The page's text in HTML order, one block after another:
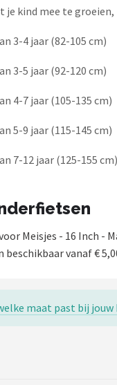
je kind mee te
3-4 jaar (82-105 cm)
3-5 jaar (92-120 cm)
4-7 jaar (105-135 cm)
5-9 jaar (115-145 cm)
7-12 jaar (125-155 cm)
Meisjes - 16 Inch -
vanaf €
maat past bij jouw